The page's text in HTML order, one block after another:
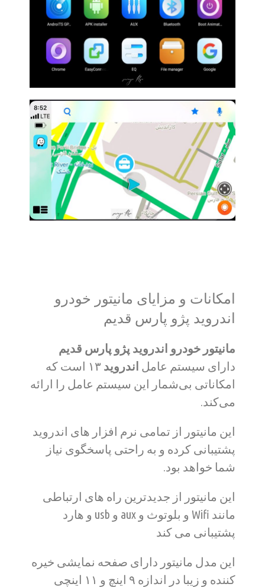
امکانات و مزایای مانیتور خودرو
اندروید پژو پارس قدیم
مانیتور خودرو اندروید پژو پارس قدیم
دارای سیستم عامل اندروید
است که
امکاناتی بی‌شمار این سیستم عامل را ارائه
می‌کند.
این مانیتور از تمامی نرم افزار های اندروید
پشتیبانی کرده و به راحتی پاسخگوی نیاز
شما خواهد بود.
این مانیتور از جدیدترین راه های ارتباطی
مانند Wifi و بلوتوث و aux و usb و هارد
پشتیبانی می کند
این مدل مانیتور دارای صفحه نمایشی خیره
کننده و زیبا در اندازه ۹ اینچ و ۱۱ اینچی